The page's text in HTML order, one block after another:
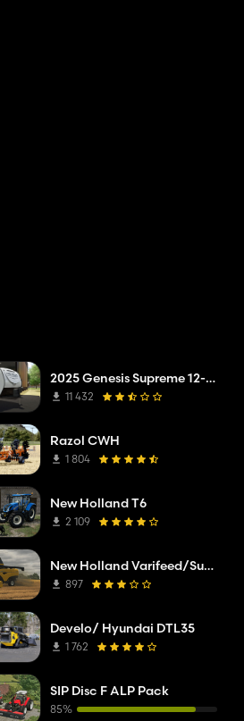
2025 Genesis Supreme 12-14.6RB Toy Hauler
11 432
Razol CWH
1 804
New Holland T6
2 109
New Holland Varifeed/Superflex
897
Develo/ Hyundai DTL35
1 762
SIP Disc F ALP Pack
85%